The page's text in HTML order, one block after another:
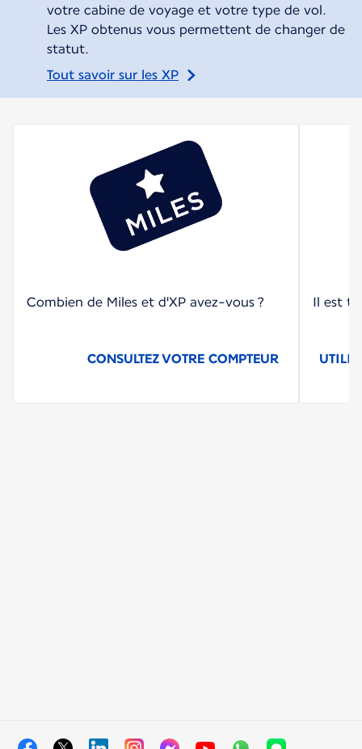
votre cabine de voyage et votre type de vol.
Les XP obtenus vous permettent de changer de
statut.
Tout savoir sur les XP
Combien de Miles et d'XP avez-vous ?
CONSULTEZ VOTRE COMPTEUR
Il est